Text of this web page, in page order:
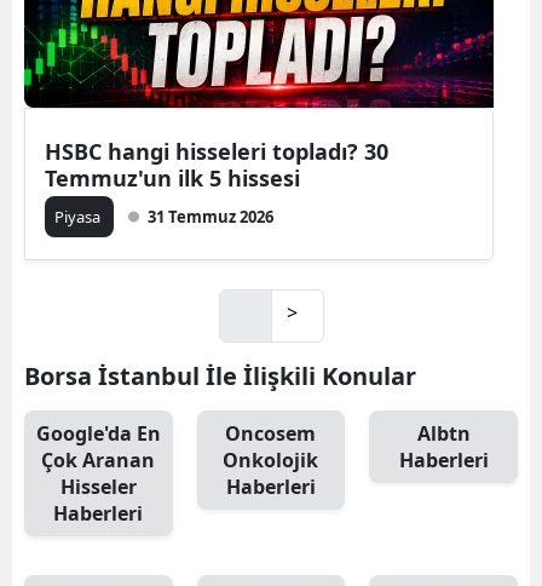
HSBC hangi hisseleri topladı? 30
Temmuz'un ilk 5 hissesi
Piyasa 31 Temmuz 2026
>
Borsa İstanbul İle İlişkili Konular
Google'da En
Çok Aranan
Hisseler
Haberleri
Oncosem
Onkolojik
Haberleri
Albtn
Haberleri